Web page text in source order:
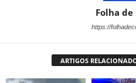
Folha
https://
ARTIGOS